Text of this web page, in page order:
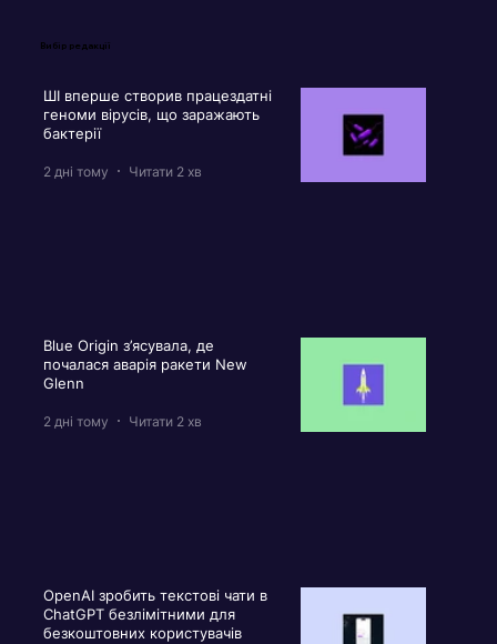
Вибір редакції
ШІ вперше створив працездатні
геноми вірусів, що заражають
бактерії
2 дні тому Читати 2 хв
Blue Origin з’ясувала, де
почалася аварія ракети New
Glenn
2 дні тому Читати 2 хв
OpenAI зробить текстові чати в
ChatGPT безлімітними для
безкоштовних користувачів